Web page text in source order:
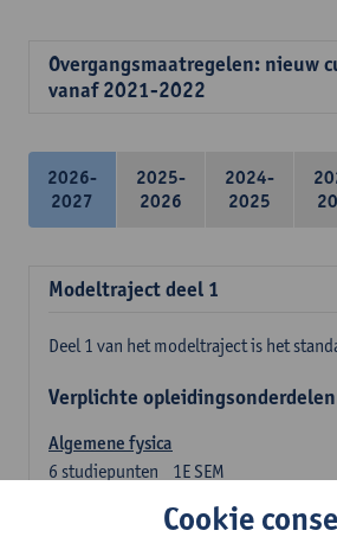
Overgangsmaatregelen: nieuw
vanaf 2021-2022
2026-
2027
2025-
2026
2024-
2025
Modeltraject deel 1
Deel 1 van het modeltraject is het
Verplichte opleidingsonderdelen
Algemene fysica
1E SEM
6 studiepunten
Cookie